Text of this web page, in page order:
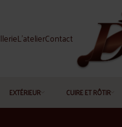
L'atelierContact
EXTÉRIEUR CUIRE ET RÔTIR